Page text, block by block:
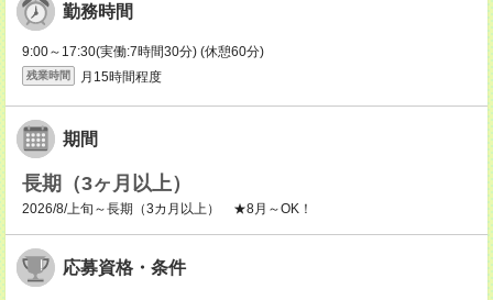
勤務時間
9:00～17:30(実働:7時間30分) (休憩60分)
残業時間 月15時間程度
期間
長期（3ヶ月以上）
2026/8/上旬～長期（3カ月以上） ★8月～OK！
応募資格・条件